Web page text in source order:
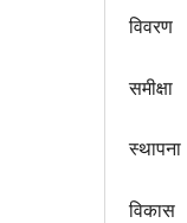
विवरण
समीक्षा
स्थापना
विकास